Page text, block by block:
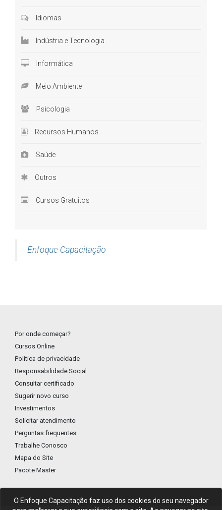
Idiomas
Indústria e Tecnologia
Informática
Meio Ambiente
Psicologia
Recursos Humanos
Saúde
Outros
Cursos Gratuitos
Enfoque Capacitação
Por onde começar?
Cursos Online
Política de privacidade
Responsabilidade Social
Consultar certificado
Sugerir novo curso
Investimentos
Solicitar atendimento
Perguntas frequentes
Trabalhe Conosco
Mapa do Site
Pacote Master
O Enfoque Capacitação faz uso dos cookies do seu navegador